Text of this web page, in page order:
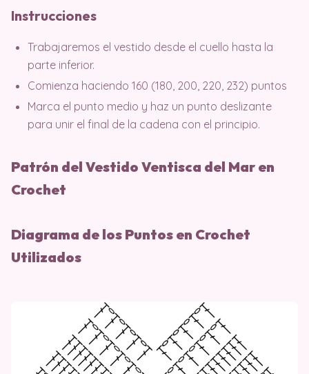
Instrucciones
Trabajaremos el vestido desde el cuello hasta la
parte inferior.
Comienza haciendo 160 (180, 200, 220, 232) puntos
Marca el punto medio y haz un punto deslizante
para unir el final de la cadena con el principio.
Patrón del Vestido Ventisca del Mar en
Crochet
Diagrama de los Puntos en Crochet
Utilizados